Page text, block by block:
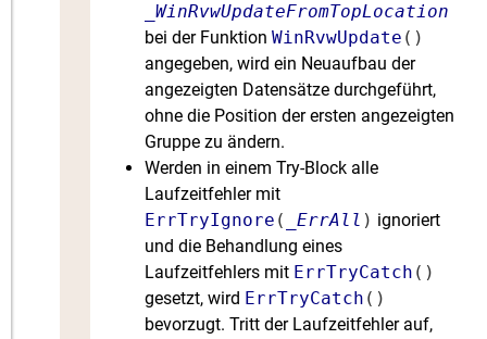
_WinRvwUpdateFromTopLocation
bei der FunktionWinRvwUpdate ()
angegeben, wird ein Neuaufbau der
angezeigten Datensätze durchgeführt,
ohne die Position der ersten angezeigten
Gruppe zu ändern.
Werden in einem Try-Block alle
Laufzeitfehler mit
ErrTryIgnore ( _ErrAll ) ignoriert
und die Behandlung eines
Laufzeitfehlers mit ErrTryCatch ()
gesetzt, wird ErrTryCatch ()
bevorzugt. Tritt der Laufzeitfehler auf,